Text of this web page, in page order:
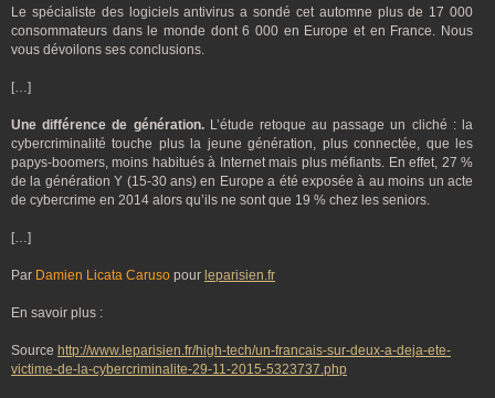
Le spécialiste des logiciels antivirus a sondé cet automne plus de 17 000
consommateurs dans le monde dont 6 000 en Europe et en France. Nous
vous dévoilons ses conclusions.
[…]
Une différence de génération.L’étude retoque au passage un cliché : la
cybercriminalité touche plus la jeune génération, plus connectée, que les
papys-boomers, moins habitués à Internet mais plus méfiants. En effet, 27 %
de la génération Y (15-30 ans) en Europe a été exposée à au moins un acte
de cybercrime en 2014 alors qu’ils ne sont que 19 % chez les seniors.
[…]
Par Damien Licata Caruso pour leparisien.fr
En savoir plus :
Source http://www.leparisien.fr/high-tech/un-francais-sur-deux-a-deja-ete-
victime-de-la-cybercriminalite-29-11-2015-5323737.php